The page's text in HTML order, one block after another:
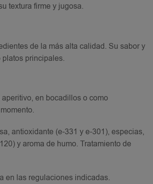
textura firme y jugosa.
de la más alta calidad. Su sabor y
principales.
en bocadillos o como
antioxidante (e-331 y e-301), especias,
y aroma de humo. Tratamiento de
en las regulaciones indicadas.